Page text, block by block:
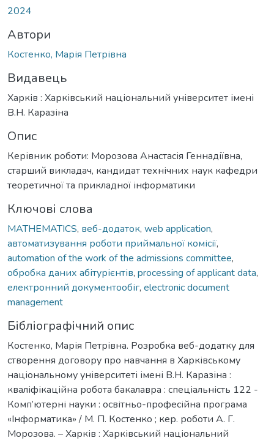
2024
Автори
Костенко, Марія Петрівна
Видавець
Харків : Харківський національний університет імені
В.Н. Каразіна
Опис
Керівник роботи: Морозова Анастасія Геннадіївна,
старший викладач, кандидат технічних наук кафедри
теоретичної та прикладної інформатики
Ключові слова
MATHEMATICS, веб-додаток, web application,
автоматизування роботи приймальної комісії,
automation of the work of the admissions committee,
обробка даних абітурієнтів, processing of applicant data,
електронний документообіг, electronic document
management
Бібліографічний опис
Костенко, Марія Петрівна. Розробка веб-додатку для
створення договору про навчання в Харківському
національному університеті імені В.Н. Каразіна :
кваліфікаційна робота бакалавра : спеціальність 122 -
Комп’ютерні науки : освітньо-професійна програма
«Інформатика» / М. П. Костенко ; кер. роботи А. Г.
Морозова. – Харків : Харківський національний